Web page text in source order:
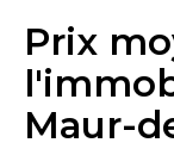
Prix
Maur-